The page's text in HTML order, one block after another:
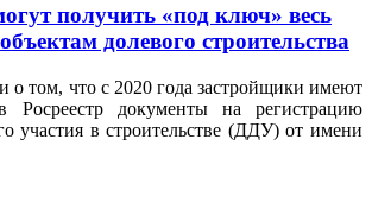
получить «под ключ» весь
долевого строительства
о том, что с 2020 года застройщики имеют
Росреестр документы на регистрацию
участия в строительстве (ДДУ) от имени